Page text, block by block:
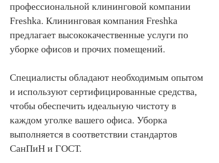
профессиональной клининговой компании
Freshka. Клининговая компания Freshka
предлагает высококачественные услуги по
уборке офисов и прочих помещений.
Специалисты обладают необходимым опытом
и используют сертифицированные средства,
чтобы обеспечить идеальную чистоту в
каждом уголке вашего офиса. Уборка
выполняется в соответствии стандартов
СанПиН и ГОСТ.